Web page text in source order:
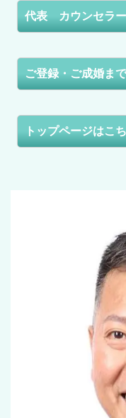
代表 カウンセラ
ご登録・ご成婚ま
トップページはこ